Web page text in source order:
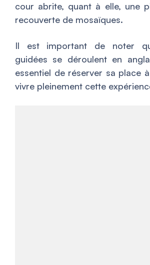
cour abrite, quant à elle, une
recouverte de mosaïques.
Il est important de noter
guidées se déroulent en
essentiel de réserver sa place
vivre pleinement cette